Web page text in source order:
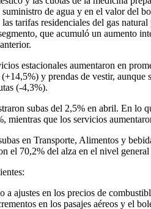
de agua y en el valor del
tarifas residenciales del gas
que acumuló un aumento
estacionales aumentaron en
y prendas de vestir, aunque
(-4,3%).
subas del 2,5% en abril. En lo
mientras que los servicios
en Transporte, Alimentos y
el 70,2% del alza en el nivel general
ajustes en los precios de
en los pasajes aéreos y el